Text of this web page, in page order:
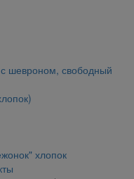
шевроном, свободный
хлопок